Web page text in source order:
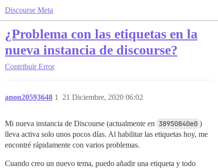
Discourse Meta
¿Problema con las etiquetas en la
nueva instancia de discourse?
Contribuir Error
anon20593648 21 Diciembre, 2020 06:02
1
Mi nueva instancia de Discourse (actualmente en 38950840e0 )
lleva activa solo unos pocos días. Al habilitar las etiquetas hoy, me
encontré rápidamente con varios problemas.
Cuando creo un nuevo tema, puedo añadir una etiqueta y todo